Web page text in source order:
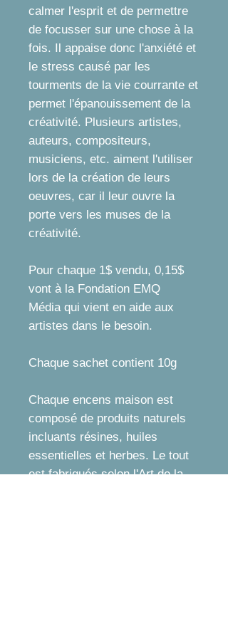
calmer l'esprit et de permettre
de focusser sur une chose à la
fois. Il appaise donc l'anxiété et
le stress causé par les
tourments de la vie courrante et
permet l'épanouissement de la
créativité. Plusieurs artistes,
auteurs, compositeurs,
musiciens, etc. aiment l'utiliser
lors de la création de leurs
oeuvres, car il leur ouvre la
porte vers les muses de la
créativité.
Pour chaque 1$ vendu, 0,15$
vont à la Fondation EMQ
Média qui vient en aide aux
artistes dans le besoin.
Chaque sachet contient 10g
Chaque encens maison est
composé de produits naturels
incluants résines, huiles
essentielles et herbes. Le tout
est fabriqués selon l'Art de la